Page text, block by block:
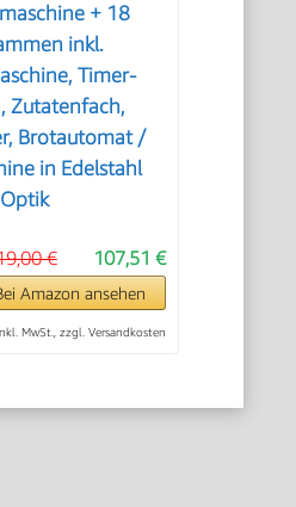
+ 18
inkl.
Timer-
Zutatenfach,
Brotautomat /
in Edelstahl
Optik
107,51 €
€
Amazon ansehen
MwSt., zzgl. Versandkosten